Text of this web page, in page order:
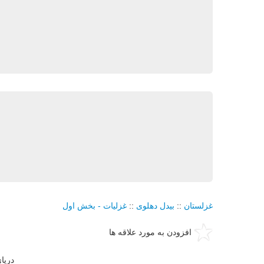
غزلستان :: بيدل دهلوی :: غزليات - بخش اول
افزودن به مورد علاقه ها